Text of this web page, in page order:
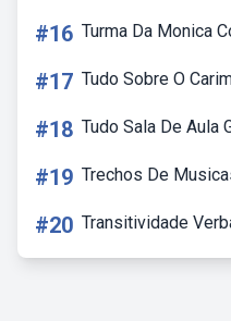
#16 Turma Da Monica
#17 Tudo Sobre O
#18 Tudo Sala De Aula
#19 Trechos De
#20 Transitividade